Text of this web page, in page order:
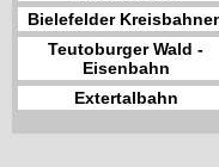
Bielefelder
Teutoburger Wald -
Eisenbahn
Extertalbahn